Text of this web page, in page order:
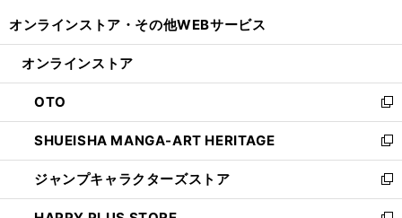
開
ン
ウ
で
開
く
ウ
ン
ド
ウ
で
開
く
オンラインストア・ その他WEBサービス
オンラインストア
OTO
新
し
い
ウ
ィ
ン
SHUEISHA MANGA-ART HERITAGE
新
し
い
ウ
ジャンプキャラクターズストア
新
し